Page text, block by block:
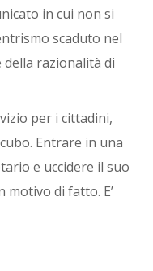
in cui non si
scaduto nel
della razionalità di
per i cittadini,
Entrare in una
e uccidere il suo
motivo di fatto. E’